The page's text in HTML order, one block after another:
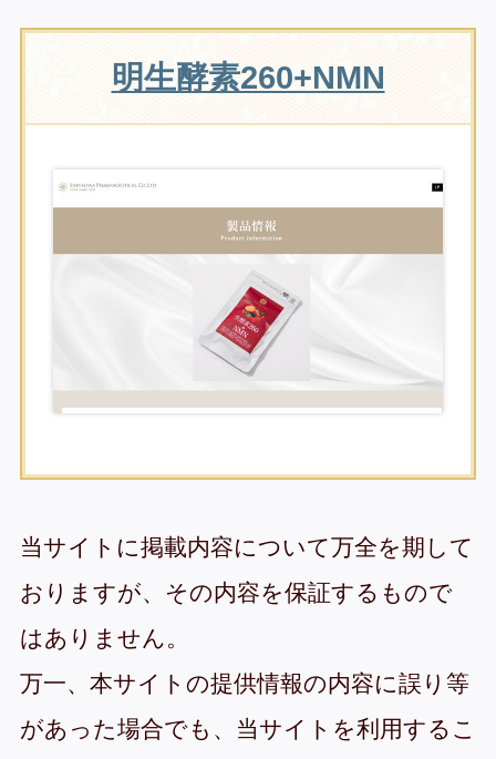
明生酵素260+NMN
当サイトに掲載内容について万全を期して
おりますが、その内容を保証するもので
はありません。
万一、本サイトの提供情報の内容に誤り等
があった場合でも、当サイトを利用するこ